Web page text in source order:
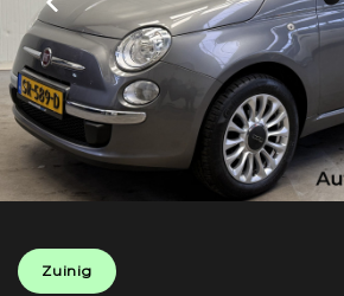
Zuinig